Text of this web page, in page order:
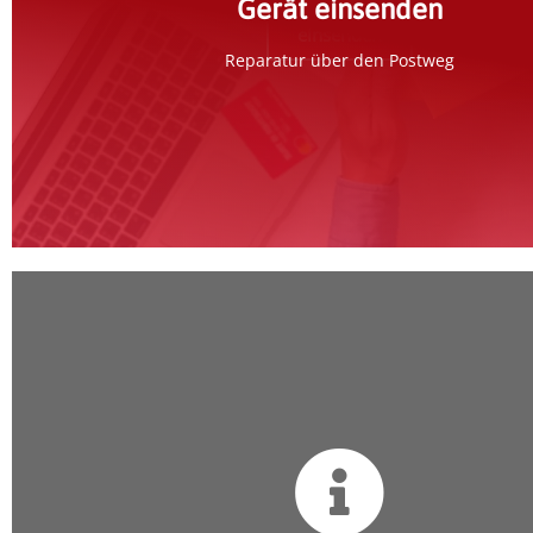
Gerät einsenden
Reparatur über den Postweg